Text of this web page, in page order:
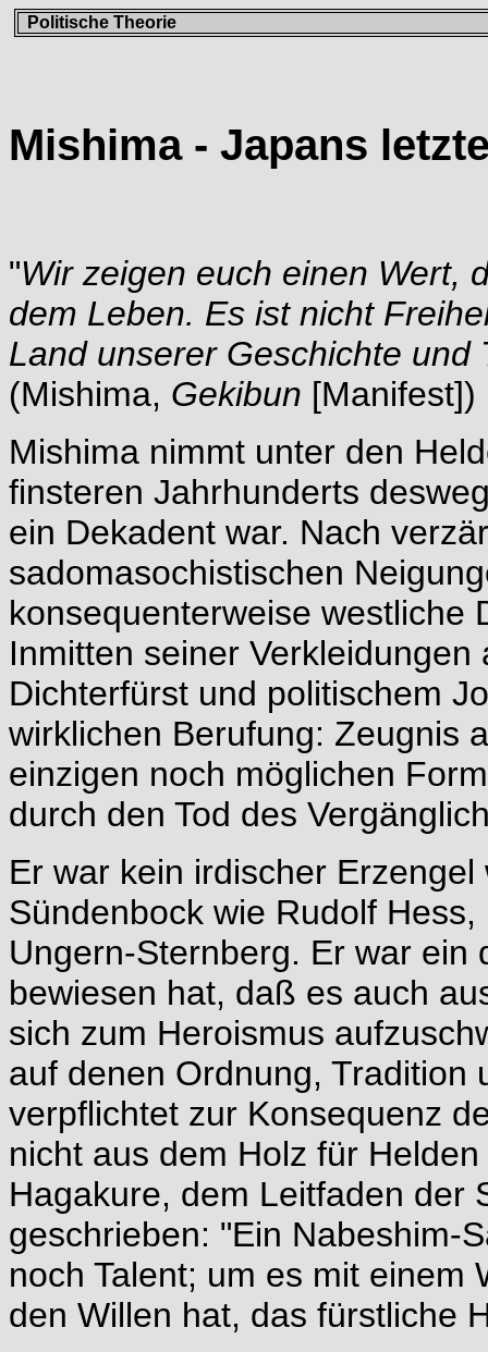
Politische Theorie
Mishima - Japans
"Wir zeigen euch einen Wert,
dem Leben. Es ist nicht
Land unserer Geschichte
(Mishima, Gekibun [Manifest])
Mishima nimmt unter den
finsteren Jahrhunderts
ein Dekadent war. Nach
sadomasochistischen
konsequenterweise westliche
Inmitten seiner
Dichterfürst und politischem
wirklichen Berufung: Zeugnis
einzigen noch möglichen
durch den Tod des
Er war kein irdischer
Sündenbock wie Rudolf
Ungern-Sternberg. Er war ein
bewiesen hat, daß es auch
sich zum Heroismus
auf denen Ordnung, Tradition
verpflichtet zur Konsequenz
nicht aus dem Holz für
Hagakure, dem Leitfaden der
geschrieben: "Ein Nabeshim-
noch Talent; um es mit einem
den Willen hat, das fürstliche